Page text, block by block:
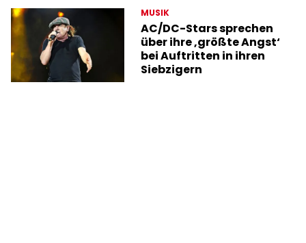
MUSIK
AC/DC-Stars sprechen
über ihre ‚größte Angst‘
bei Auftritten in ihren
Siebzigern